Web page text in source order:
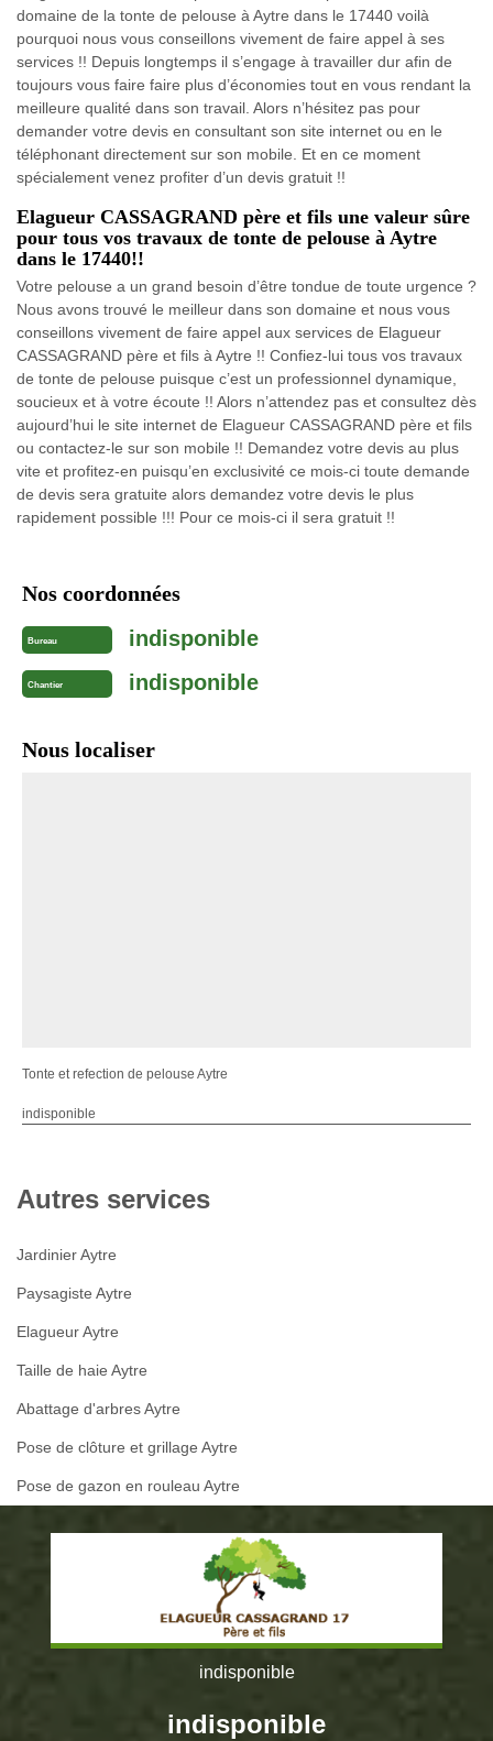
domaine de la tonte de pelouse à Aytre dans le 17440 voilà
pourquoi nous vous conseillons vivement de faire appel à ses
services !! Depuis longtemps il s’engage à travailler dur afin de
toujours vous faire faire plus d’économies tout en vous rendant la
meilleure qualité dans son travail. Alors n’hésitez pas pour
demander votre devis en consultant son site internet ou en le
téléphonant directement sur son mobile. Et en ce moment
spécialement venez profiter d’un devis gratuit !!
Elagueur CASSAGRAND père et fils une valeur sûre
pour tous vos travaux de tonte de pelouse à Aytre
dans le 17440!!
Votre pelouse a un grand besoin d’être tondue de toute urgence ?
Nous avons trouvé le meilleur dans son domaine et nous vous
conseillons vivement de faire appel aux services de Elagueur
CASSAGRAND père et fils à Aytre !! Confiez-lui tous vos travaux
de tonte de pelouse puisque c’est un professionnel dynamique,
soucieux et à votre écoute !! Alors n’attendez pas et consultez dès
aujourd’hui le site internet de Elagueur CASSAGRAND père et fils
ou contactez-le sur son mobile !! Demandez votre devis au plus
vite et profitez-en puisqu’en exclusivité ce mois-ci toute demande
de devis sera gratuite alors demandez votre devis le plus
rapidement possible !!! Pour ce mois-ci il sera gratuit !!
Nos coordonnées
Bureau indisponible
Chantier indisponible
Nous localiser
Tonte et refection de pelouse Aytre
indisponible
Autres services
Jardinier Aytre
Paysagiste Aytre
Elagueur Aytre
Taille de haie Aytre
Abattage d'arbres Aytre
Pose de clôture et grillage Aytre
Pose de gazon en rouleau Aytre
indisponible
indisponible